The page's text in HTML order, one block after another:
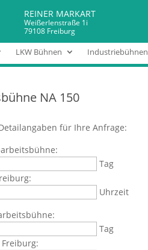
REINER MARKART
Weißerlenstraße 1i
79108 Freiburg
LKW Bühnen Industriebühnen
NA 150
für Ihre Anfrage:
Tag
Uhrzeit
Tag